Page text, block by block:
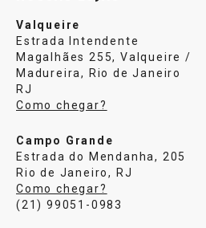
Valqueire
Estrada Intendente
Magalhães 255, Valqueire /
Madureira, Rio de Janeiro
RJ
Como chegar?
Campo Grande
Estrada do Mendanha, 205
Rio de Janeiro, RJ
Como chegar?
(21) 99051-0983